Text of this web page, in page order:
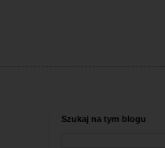
Szukaj na tym blogu